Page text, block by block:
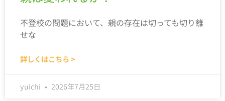
不登校の問題において、親の存在は切っても切り離
せな
詳しくはこちら >
yuichi 2026年7月25日